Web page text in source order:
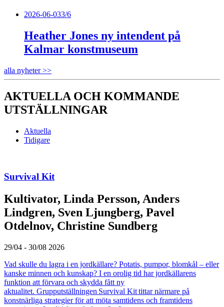
2026-06-033/6
Heather Jones ny intendent på
Kalmar konstmuseum
alla nyheter >>
AKTUELLA OCH KOMMANDE
UTSTÄLLNINGAR
Aktuella
Tidigare
Survival Kit
Kultivator, Linda Persson, Anders
Lindgren, Sven Ljungberg, Pavel
Otdelnov, Christine Sundberg
29/04 - 30/08 2026
Vad skulle du lagra i en jordkällare? Potatis, pumpor, blomkål – eller
kanske minnen och kunskap? I en orolig tid har jordkällarens
funktion att förvara och skydda fått ny
aktualitet. Grupputställningen Survival Kit tittar närmare på
konstnärliga strategier för att möta samtidens och framtidens